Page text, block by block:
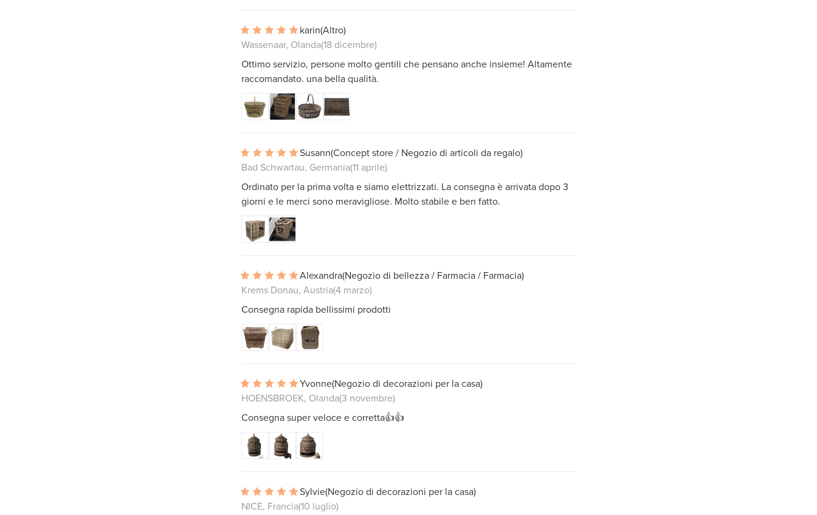
karin(Altro)
Wassenaar, Olanda(18 dicembre)
Ottimo servizio, persone molto gentili che pensano anche insieme! Altamente
raccomandato. una bella qualità.
Susann(Concept store / Negozio di articoli da regalo)
Bad Schwartau, Germania(11 aprile)
Ordinato per la prima volta e siamo elettrizzati. La consegna è arrivata dopo 3
giorni e le merci sono meravigliose. Molto stabile e ben fatto.
Alexandra(Negozio di bellezza / Farmacia / Farmacia)
Krems Donau, Austria(4 marzo)
Consegna rapida bellissimi prodotti
Yvonne(Negozio di decorazioni per la casa)
HOENSBROEK, Olanda(3 novembre)
Consegna super veloce e corretta👍👍
Sylvie(Negozio di decorazioni per la casa)
NICE, Francia(10 luglio)